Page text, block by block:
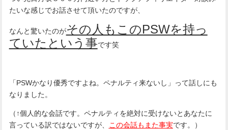
たいな感じでお話させて頂いたのですが、
なんと驚いたのがその人もこのPSWを持っ
ていたという事です笑
「PSWかなり優秀ですよね。ペナルティ来ないし」って話しにも
なりました。
（↑個人的な会話です。ペナルティを絶対に受けないとあなたに
言っている訳ではないですが、 この会話もまた事実です。）